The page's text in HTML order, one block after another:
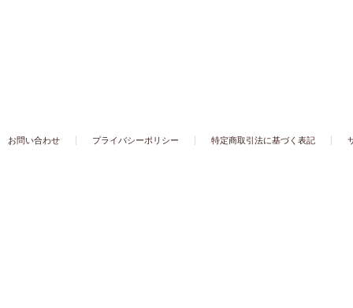
お問い合わせ プライバシーポリシー 特定商取引法に基づく表記